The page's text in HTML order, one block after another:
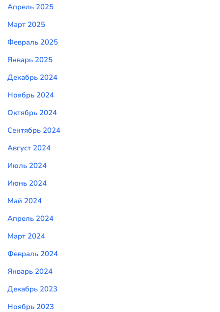
Апрель 2025
Март 2025
Февраль 2025
Январь 2025
Декабрь 2024
Ноябрь 2024
Октябрь 2024
Сентябрь 2024
Август 2024
Июль 2024
Июнь 2024
Май 2024
Апрель 2024
Март 2024
Февраль 2024
Январь 2024
Декабрь 2023
Ноябрь 2023